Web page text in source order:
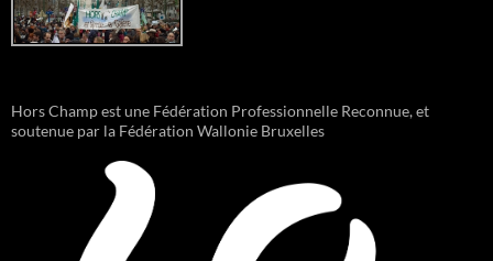
Hors Champ est une Fédération Professionnelle Reconnue, et
soutenue par la Fédération Wallonie Bruxelles